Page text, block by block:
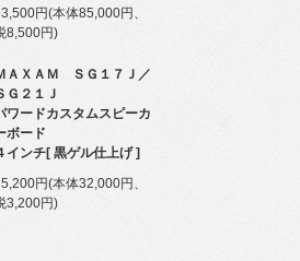
円(本体85,000円、
8,500円)
ＡＸＡＭ ＳＧ１７Ｊ／
Ｇ２１Ｊ
ワードカスタムスピーカ
ボード
インチ[ 黒ゲル仕上げ ]
円(本体32,000円、
3,200円)